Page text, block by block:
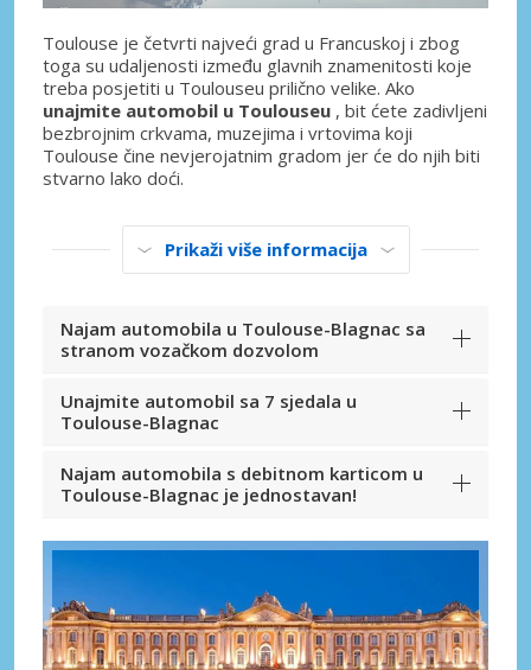
Toulouse je četvrti najveći grad u Francuskoj i zbog
toga su udaljenosti između glavnih znamenitosti koje
treba posjetiti u Toulouseu prilično velike. Ako
unajmite automobil u Toulouseu , bit ćete zadivljeni
bezbrojnim crkvama, muzejima i vrtovima koji
Toulouse čine nevjerojatnim gradom jer će do njih biti
stvarno lako doći.
Prikaži više informacija
Najam automobila u Toulouse-Blagnac sa
stranom vozačkom dozvolom
Unajmite automobil sa 7 sjedala u
Toulouse-Blagnac
Najam automobila s debitnom karticom u
Toulouse-Blagnac je jednostavan!